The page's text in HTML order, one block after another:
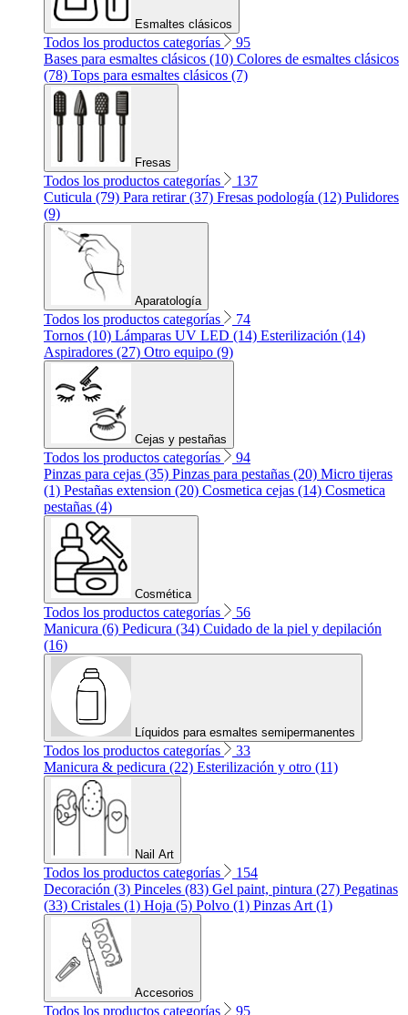
Esmaltes clásicos
Todos los productos categorías
95
Bases para esmaltes clásicos (10) Colores de esmaltes clásicos
(78) Tops para esmaltes clásicos (7)
Fresas
Todos los productos categorías
137
Cuticula (79) Para retirar (37) Fresas podología (12) Pulidores
(9)
Aparatología
Todos los productos categorías
74
Tornos (10) Lámparas UV LED (14) Esterilización (14)
Aspiradores (27) Otro equipo (9)
Cejas y pestañas
Todos los productos categorías
94
Pinzas para cejas (35) Pinzas para pestañas (20) Micro tijeras
(1) Pestañas extension (20) Cosmetica cejas (14) Cosmetica
pestañas (4)
Cosmética
Todos los productos categorías
56
Manicura (6) Pedicura (34) Cuidado de la piel y depilación
(16)
Líquidos para esmaltes semipermanentes
Todos los productos categorías
33
Manicura & pedicura (22) Esterilización y otro (11)
Nail Art
Todos los productos categorías
154
Decoración (3) Pinceles (83) Gel paint, pintura (27) Pegatinas
(33) Cristales (1) Hoja (5) Polvo (1) Pinzas Art (1)
Accesorios
Todos los productos categorías 95